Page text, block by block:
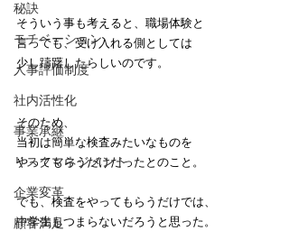
秘訣
モチベーション
人事評価制度
社内活性化
事業承継
リスクマネジメント
企業変革
顧客満足
そういう事も考えると、職場体験と
言っても、受け入れる側としては
少し躊躇したらしいのです。
そのため、
当初は簡単な検査みたいなものを
やってもらうだけだったとのこと。
でも、検査をやってもらうだけでは、
中学生もつまらないだろうと思った。